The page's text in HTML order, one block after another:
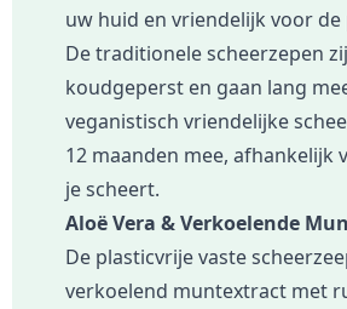
uw huid en vriendelijk voor de
De traditionele scheerzepen
koudgeperst en gaan lang
veganistisch vriendelijke
12 maanden mee, afhankelijk
je scheert.
Aloë Vera & Verkoelende
De plasticvrije vaste
verkoelend muntextract met